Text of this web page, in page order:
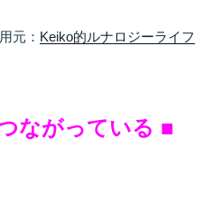
元： Keiko的ルナロジーライフ
ながっている ■